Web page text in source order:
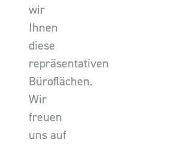
wir
Ihnen
diese
repräsentativen
Büroflächen.
Wir
freuen
uns auf